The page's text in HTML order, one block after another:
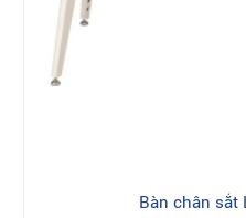
Bàn chân sắt